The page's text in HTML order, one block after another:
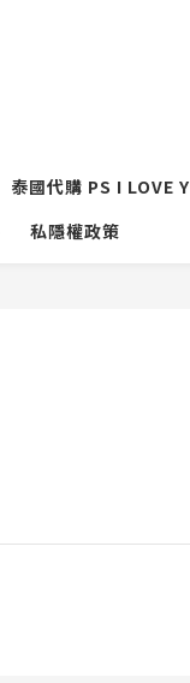
泰國代購 PS I LOVE
私隱權政策